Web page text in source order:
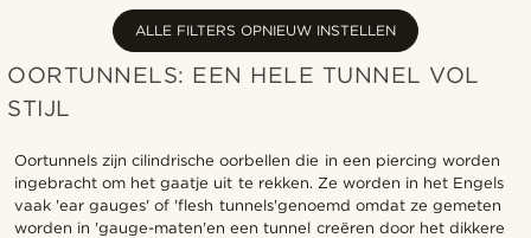
Duurste
ALLE FILTERS OPNIEUW INSTELLEN
OORTUNNELS: EEN HELE TUNNEL VOL
STIJL
Oortunnels zijn cilindrische oorbellen die in een piercing worden
ingebracht om het gaatje uit te rekken. Ze worden in het Engels
vaak 'ear gauges' of 'flesh tunnels'genoemd omdat ze gemeten
worden in 'gauge-maten'en een tunnel creëren door het dikkere